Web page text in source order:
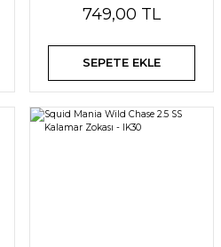
749,00 TL
SEPETE EKLE